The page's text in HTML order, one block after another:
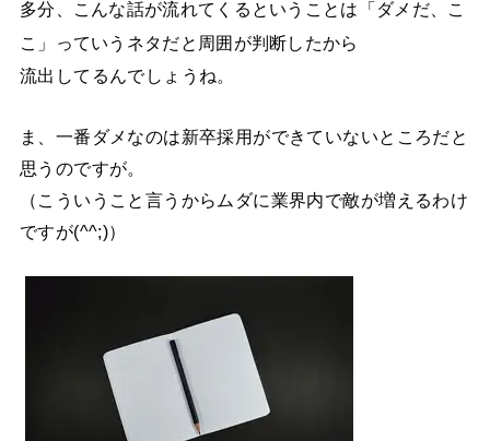
多分、こんな話が流れてくるということは「ダメだ、こ
こ」っていうネタだと周囲が判断したから
流出してるんでしょうね。
ま、一番ダメなのは新卒採用ができていないところだと
思うのですが。
（こういうこと言うからムダに業界内で敵が増えるわけ
ですが(^^;)）